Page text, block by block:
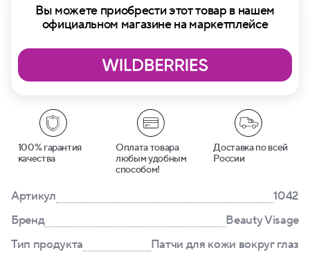
Вы можете приобрести этот товар в нашем
официальном магазине на маркетплейсе
100% гарантия
качества
Оплата товара
любым удобным
способом!
Доставка по всей
России
Артикул
1042
Бренд
Beauty Visage
Тип продукта
Патчи для кожи вокруг глаз